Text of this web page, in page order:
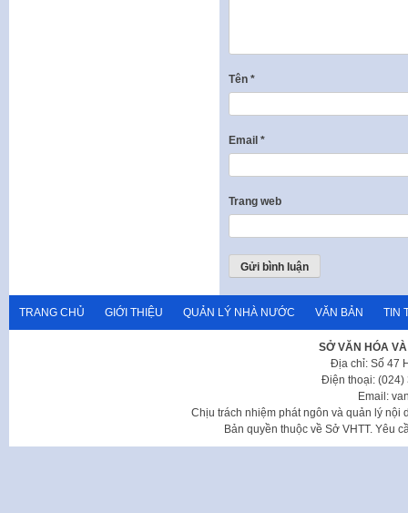
Tên *
Email *
Trang web
TRANG CHỦ GIỚI THIỆU QUẢN LÝ NHÀ NƯỚC VĂN BẢN TIN
SỞ VĂN HÓA
Địa chỉ: Số 47
Điện thoại: (024)
Email:
Chịu trách nhiệm phát ngôn và quản lý nội
Bản quyền thuộc về Sở VHTT. Yêu